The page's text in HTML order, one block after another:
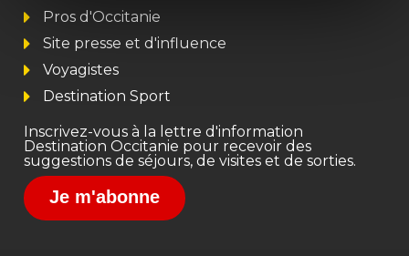
Pros d'Occitanie
Site presse et d'influence
Voyagistes
Destination Sport
Inscrivez-vous à la lettre d'information
Destination Occitanie pour recevoir des
suggestions de séjours, de visites et de sorties.
Je m'abonne